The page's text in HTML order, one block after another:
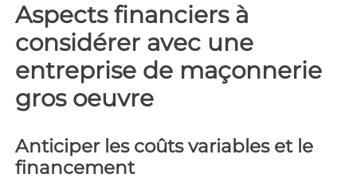
Aspects financiers à
considérer avec une
entreprise de maçonnerie
gros oeuvre
Anticiper les coûts variables et le
financement